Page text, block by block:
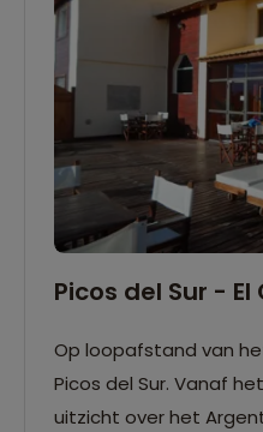
Picos del Sur -
Op loopafstand van
Picos del Sur. Vanaf
uitzicht over het